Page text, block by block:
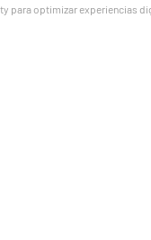
para optimizar experiencias